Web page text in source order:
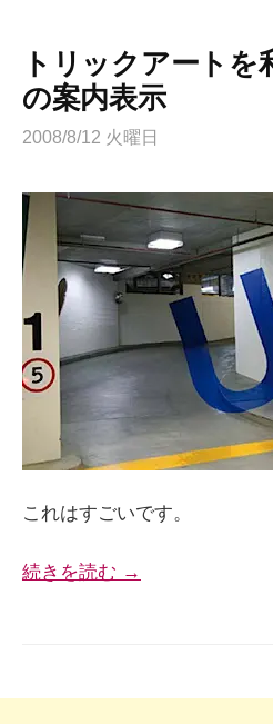
トリックアートを
の案内表示
2008/8/12 火曜日
これはすごいです。
続きを読む →